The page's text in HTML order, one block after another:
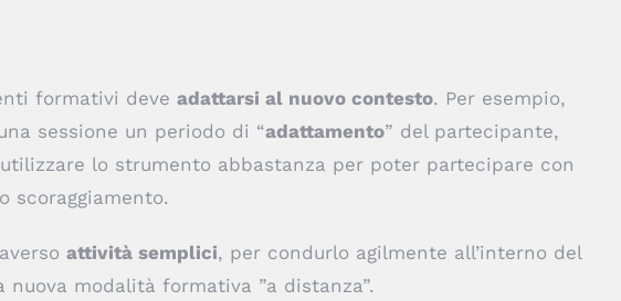
formativi deve adattarsi al nuovo contesto. Per esempio,
sessione un periodo di “adattamento” del partecipante,
lo strumento abbastanza per poter partecipare con
scoraggiamento.
attività semplici, per condurlo agilmente all’interno del
modalità formativa ”a distanza”.